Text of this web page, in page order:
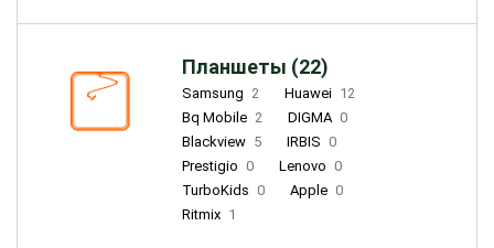
Планшеты (22)
Samsung 2 Huawei 12
Bq Mobile 2 DIGMA 0
Blackview 5 IRBIS 0
Prestigio 0 Lenovo 0
TurboKids 0 Apple 0
Ritmix 1